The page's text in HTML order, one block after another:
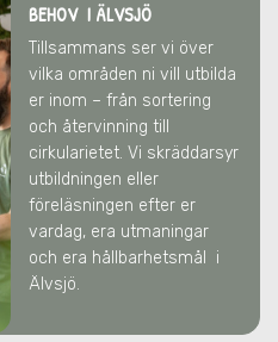
BEHOV I ÄLVSJÖ
Tillsammans ser vi över
vilka områden ni vill utbilda
er inom – från sortering
och återvinning till
cirkularietet. Vi skräddarsyr
utbildningen eller
föreläsningen efter er
vardag, era utmaningar
och era hållbarhetsmål
i
Älvsjö.